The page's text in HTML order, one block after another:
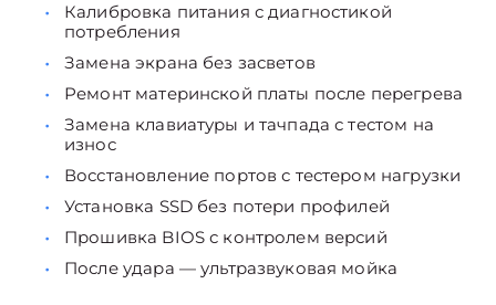
Калибровка питания с диагностикой
потребления
Замена экрана без засветов
Ремонт материнской платы после перегрева
Замена клавиатуры и тачпада с тестом на
износ
Восстановление портов с тестером нагрузки
Установка SSD без потери профилей
Прошивка BIOS с контролем версий
После удара — ультразвуковая мойка